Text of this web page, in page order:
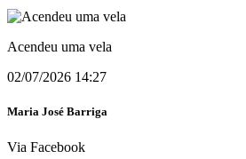
Acendeu uma vela
02/07/2026 14:27
Maria José Barriga
Via Facebook